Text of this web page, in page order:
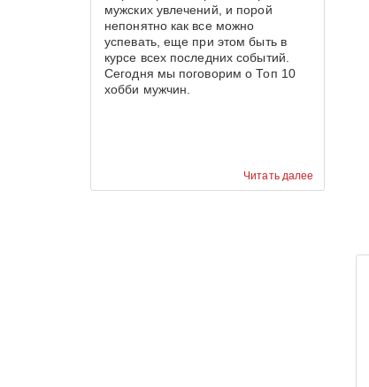
Читать далее
мужских увлечений, и порой
непонятно как все можно
успевать, еще при этом быть в
курсе всех последних событий.
Сегодня мы поговорим о Топ 10
хобби мужчин.